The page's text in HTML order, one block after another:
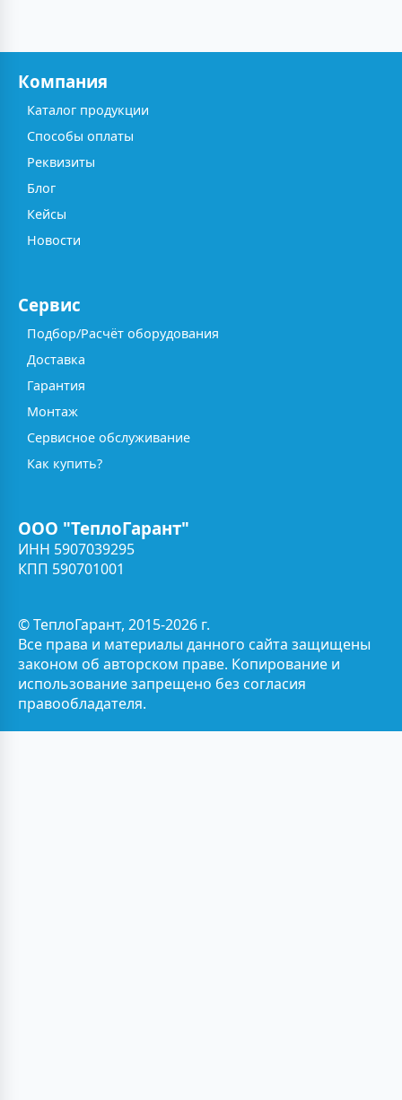
Компания
Каталог продукции
Способы оплаты
Реквизиты
Блог
Кейсы
Новости
Сервис
Подбор/Расчёт оборудования
Доставка
Гарантия
Монтаж
Сервисное обслуживание
Как купить?
ООО "ТеплоГарант"
ИНН 5907039295
КПП 590701001
© ТеплоГарант, 2015-2026 г.
Все права и материалы данного сайта защищены
законом об авторском праве. Копирование и
использование запрещено без согласия
правообладателя.